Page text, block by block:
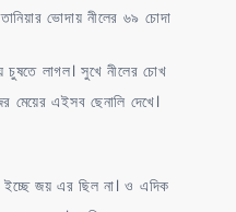
ভোদায় নীলের ৬৯ চোদা
লাগল। সুখে নীলের চোখ
মেয়ের এইসব ছেনালি দেখে।
জয় এর ছিল না। ও এদিক